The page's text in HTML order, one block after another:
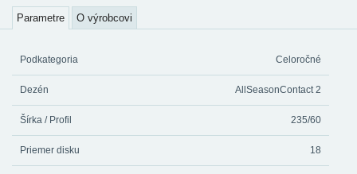
Parametre O výrobcovi
Podkategoria Celoročné
Dezén AllSeasonContact 2
Šírka / Profil 235/60
Priemer disku 18